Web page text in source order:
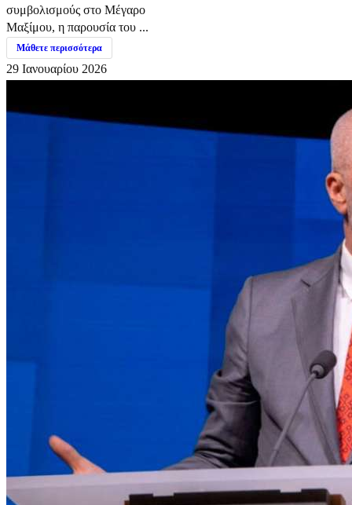
συμβολισμούς στο Μέγαρο
Μαξίμου, η παρουσία του ...
Μάθετε περισσότερα
29 Ιανουαρίου 2026